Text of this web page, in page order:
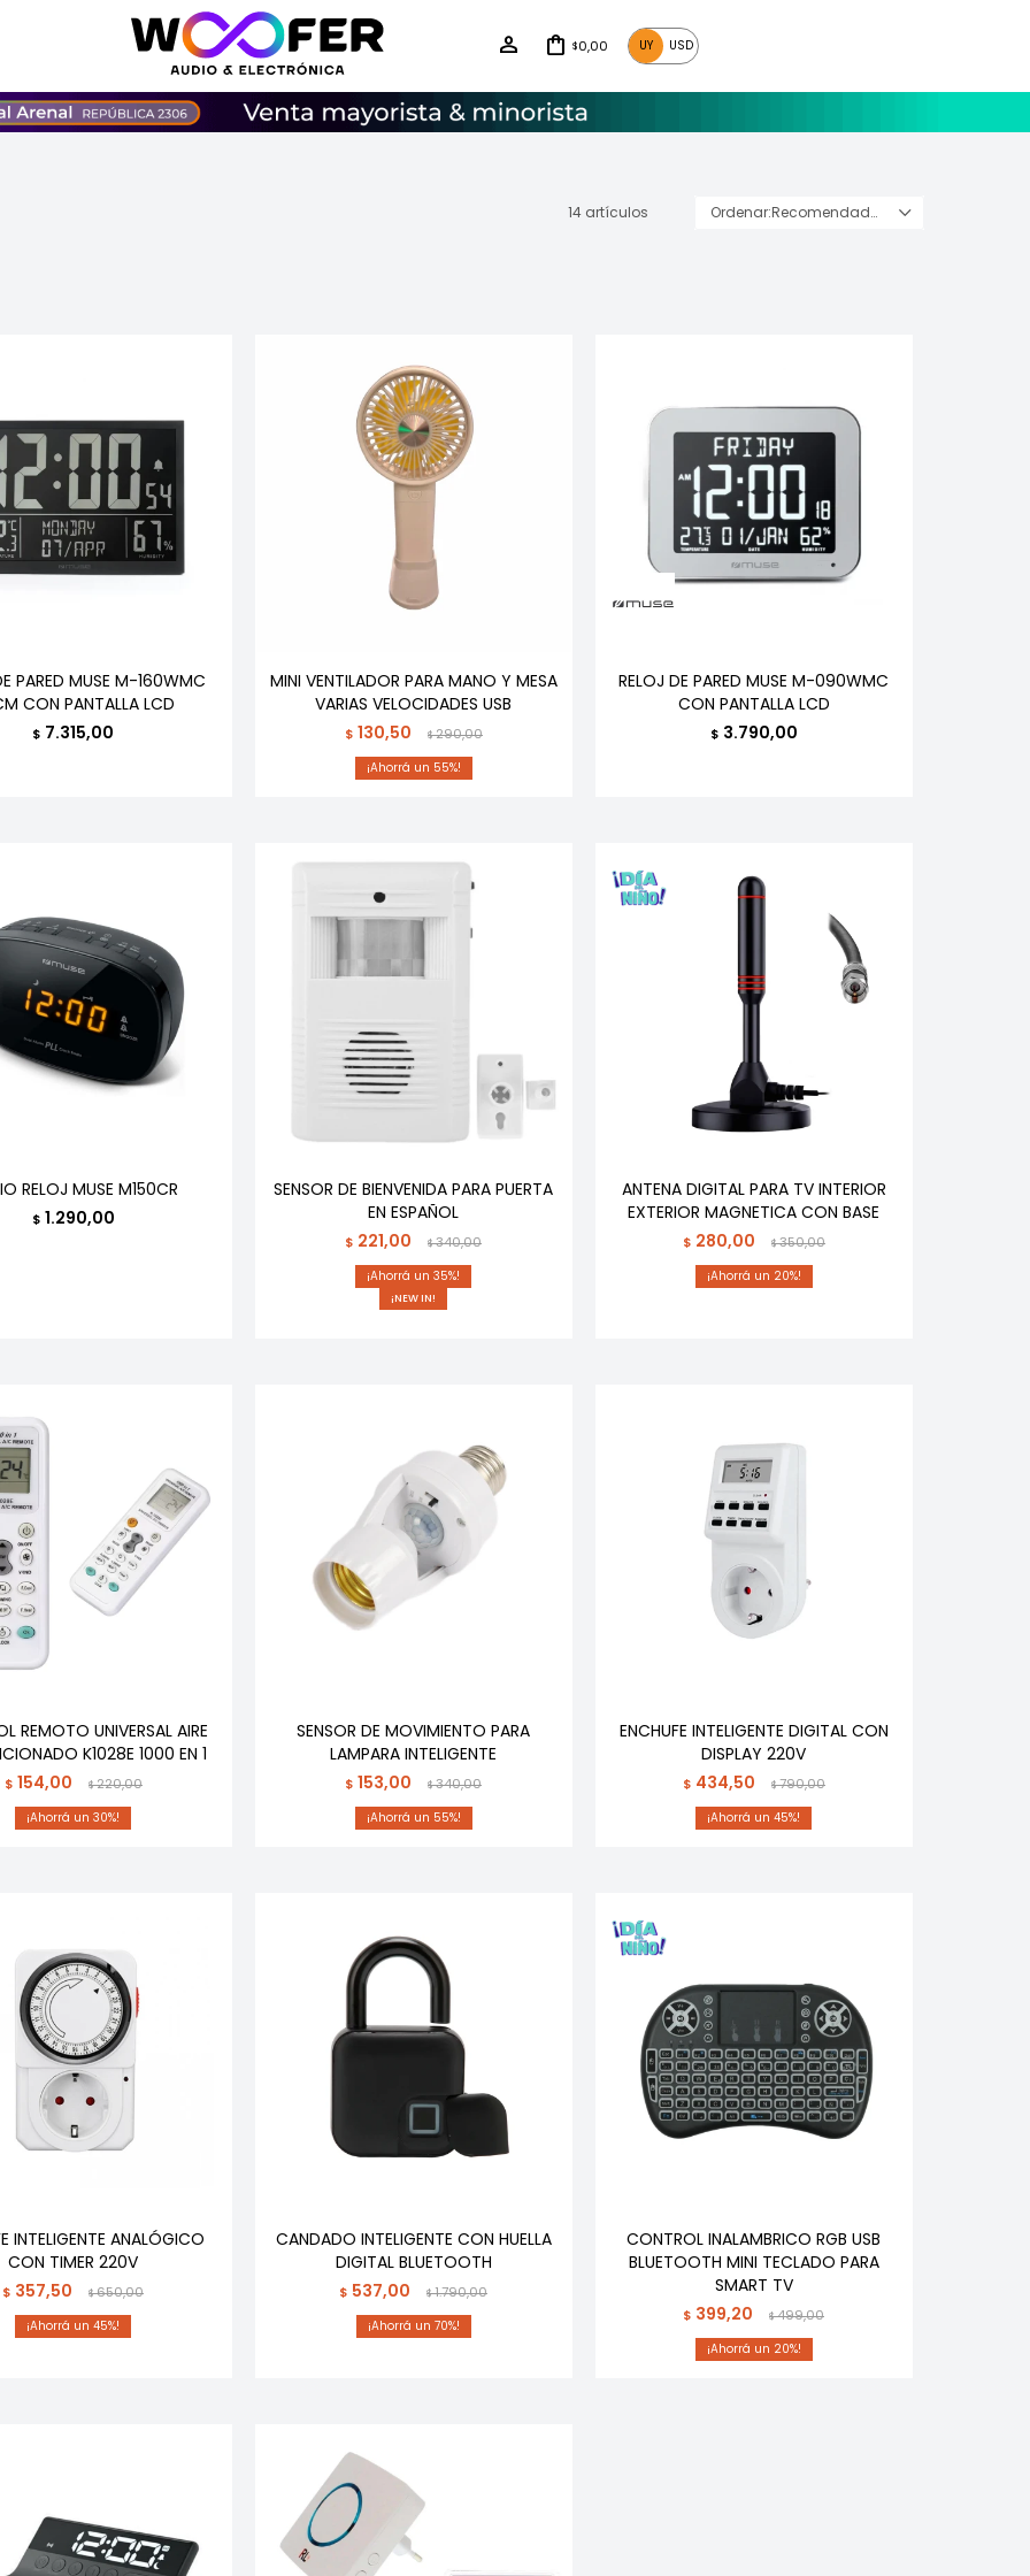
$0,00 UY USD
14 artículos Recomendados
PARED MUSE M-160WMC
CON PANTALLA LCD
$ 7.315,00
MINI VENTILADOR PARA MANO Y MESA
VARIAS VELOCIDADES USB
$ 130,50 $290,00
55
RELOJ DE PARED MUSE M-090WMC
CON PANTALLA LCD
$ 3.790,00
RELOJ MUSE M150CR
$ 1.290,00
SENSOR DE BIENVENIDA PARA PUERTA
EN ESPAÑOL
$ 221,00 $340,00
35
¡NEW IN!
ANTENA DIGITAL PARA TV INTERIOR
EXTERIOR MAGNETICA CON BASE
$ 280,00 $350,00
20
REMOTO UNIVERSAL AIRE
K1028E 1000 EN 1
$ 154,00 $220,00
30
SENSOR DE MOVIMIENTO PARA
LAMPARA INTELIGENTE
$ 153,00 $340,00
55
ENCHUFE INTELIGENTE DIGITAL CON
DISPLAY 220V
$ 434,50 $790,00
45
INTELIGENTE ANALÓGICO
CON TIMER 220V
$ 357,50 $650,00
45
CANDADO INTELIGENTE CON HUELLA
DIGITAL BLUETOOTH
$ 537,00 $1.790,00
70
CONTROL INALAMBRICO RGB USB
BLUETOOTH MINI TECLADO PARA
SMART TV
$ 399,20 $499,00
20